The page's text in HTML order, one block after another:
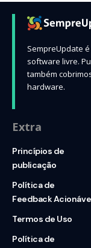
SempreUpdate
software livre.
também
hardware.
Extra
Princípios de
publicação
Política de
Feedback
Termos de Uso
Política de